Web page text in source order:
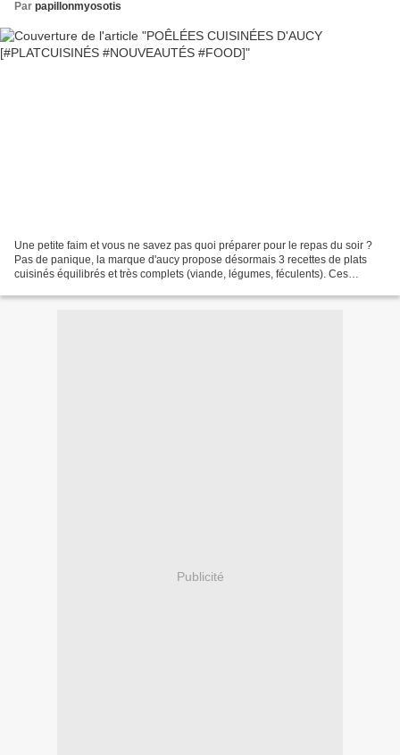
Par papillonmyosotis
Une petite faim et vous ne savez pas quoi préparer pour le repas du soir ?
Pas de panique, la marque d'aucy propose désormais 3 recettes de plats
cuisinés équilibrés et très complets (viande, légumes, féculents). Ces
Publicité